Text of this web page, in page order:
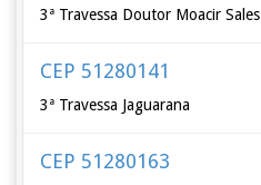
3ª Travessa Doutor Moacir Sales
CEP 51280141
3ª Travessa Jaguarana
CEP 51280163